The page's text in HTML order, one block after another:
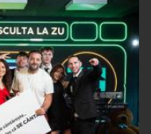
vine